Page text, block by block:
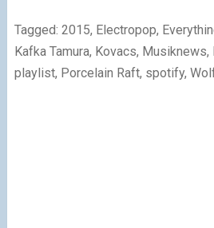
Tagged: 2015, Electropop,
Kafka Tamura, Kovacs,
playlist, Porcelain Raft, spotify,